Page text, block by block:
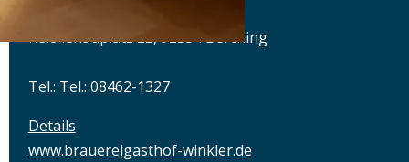
Reichenauplatz 22, 92334 Berching
Tel.: Tel.: 08462-1327
Details
www.brauereigasthof-winkler.de